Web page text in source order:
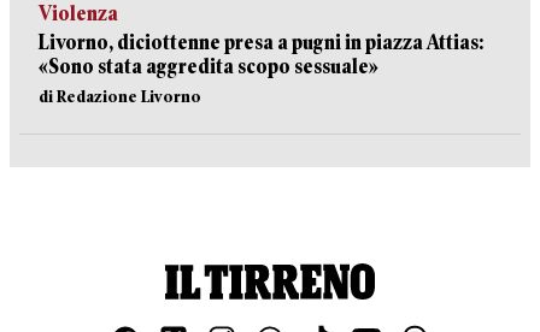
Violenza
Livorno, diciottenne presa a pugni in piazza Attias:
«Sono stata aggredita scopo sessuale»
di Redazione Livorno